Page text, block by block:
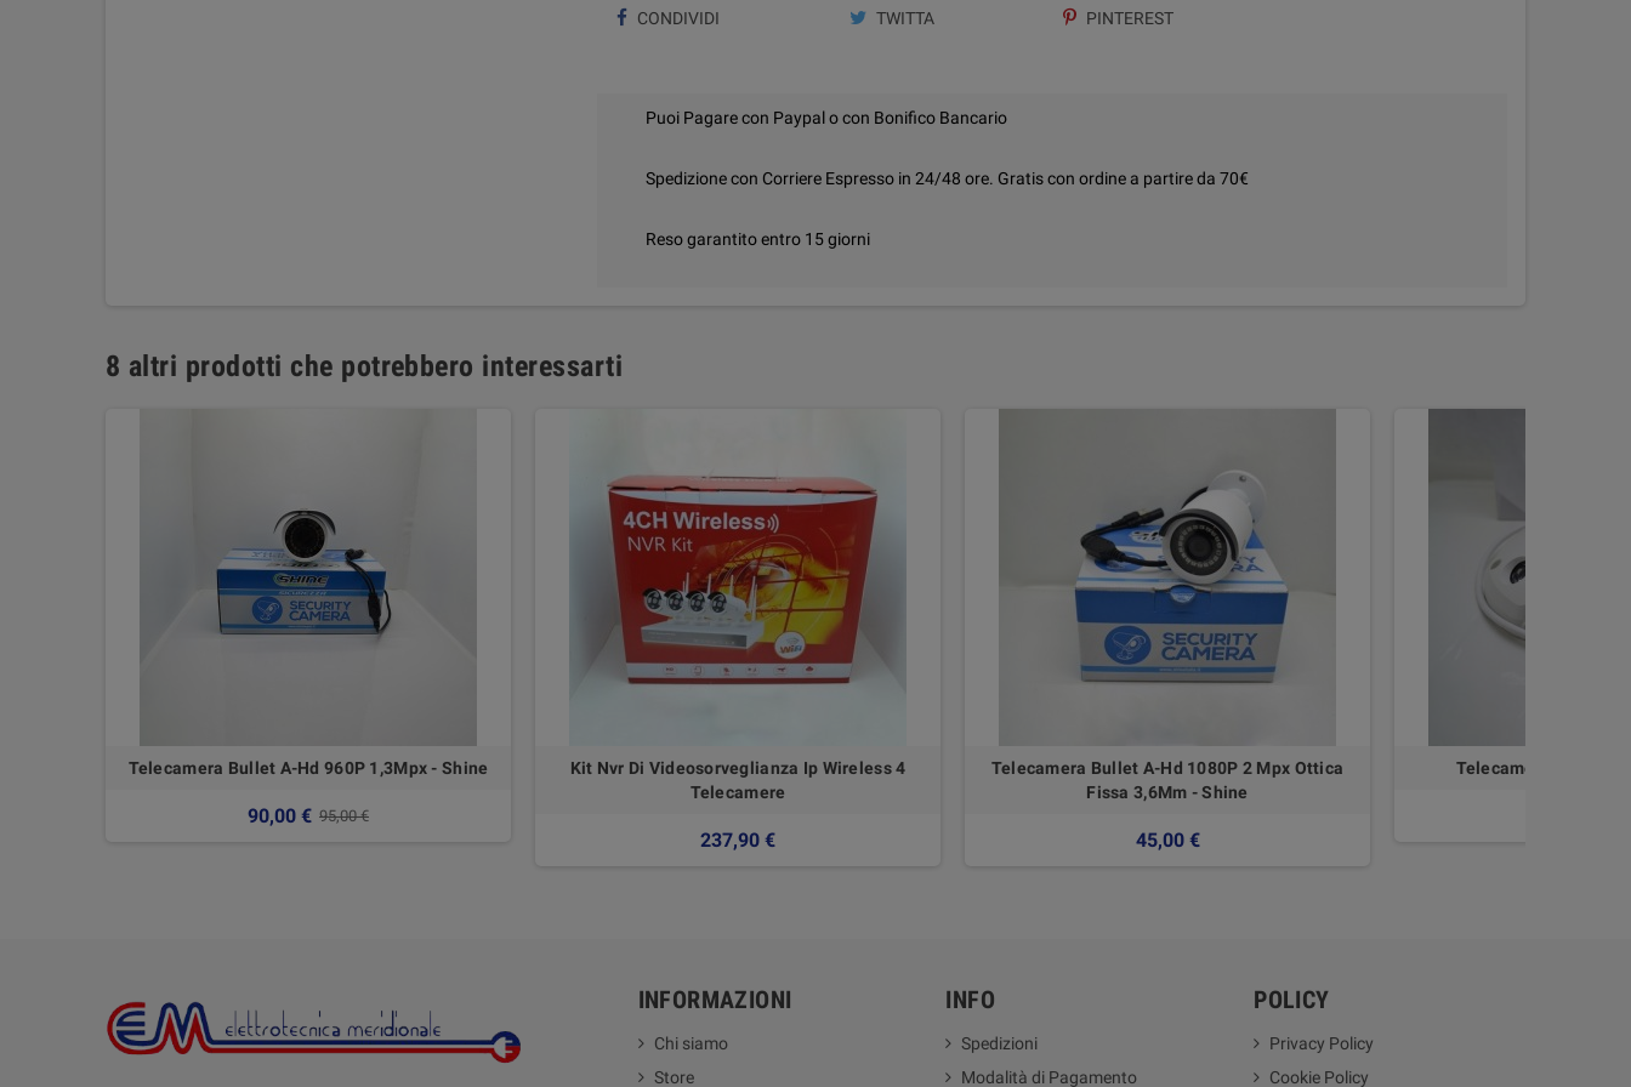
CONDIVIDI TWITTA PINTEREST
Puoi Pagare con Paypal o con Bonifico Bancario
Spedizione con Corriere Espresso in 24/48 ore. Gratis con ordine a partire da 70€
Reso garantito entro 15 giorni
8 altri prodotti che potrebbero interessarti
Telecamera Bullet A-Hd 960P 1,3Mpx - Shine
90,00 € 95,00 €
Kit Nvr Di Videosorveglianza Ip Wireless 4
Telecamere
237,90 €
Telecamera Bullet A-Hd 1080P 2 Mpx Ottica
Fissa 3,6Mm - Shine
45,00 €
Telecamera
INFORMAZIONI
Chi siamo
Store
INFO
Spedizioni
Modalità di Pagamento
POLICY
Privacy Policy
Cookie Policy